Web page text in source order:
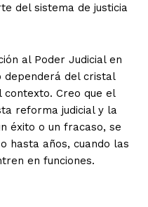
del sistema de justicia
al Poder Judicial en
dependerá del cristal
Creo que el
reforma judicial y la
éxito o un fracaso, se
hasta años, cuando las
en funciones.